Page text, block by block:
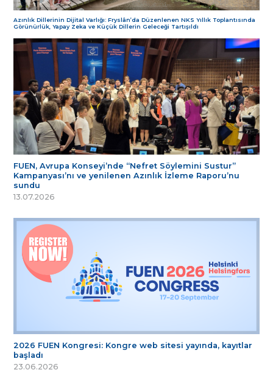
Azınlık Dillerinin Dijital Varlığı: Fryslân’da Düzenlenen NKS Yıllık Toplantısında
Görünürlük, Yapay Zeka ve Küçük Dillerin Geleceği Tartışıldı
FUEN, Avrupa Konseyi’nde “Nefret Söylemini Sustur”
Kampanyası’nı ve yenilenen Azınlık İzleme Raporu’nu
sundu
13.07.2026
2026 FUEN Kongresi: Kongre web sitesi yayında, kayıtlar
başladı
23.06.2026